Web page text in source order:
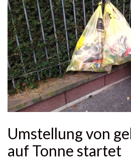
Umstellung von
auf Tonne startet